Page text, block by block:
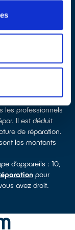
de réparateurs
du
sèche-linge, petit
électroportatif : à
et
sur-
les professionnels
Il est déduit
de réparation.
les montants
d’appareils : 10,
pour
avez droit.